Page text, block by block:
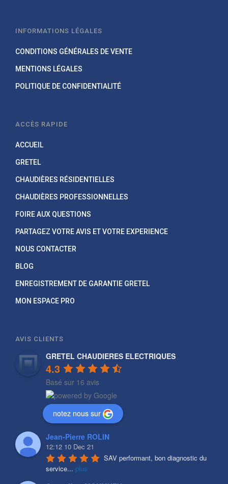
INFORMATIONS LÉGALES
CONDITIONS GÉNÉRALES DE VENTE
MENTIONS LÉGALES
POLITIQUE DE CONFIDENTIALITÉ
ACCÈS RAPIDE
ACCUEIL
GRETEL
CHAUDIÈRES RÉSIDENTIELLES
CHAUDIÈRES PROFESSIONNELLES
FOIRE AUX QUESTIONS
PARTAGEZ VOTRE AVIS ET VOTRE EXPERIENCE
NOUS CONTACTER
BLOG
ENREGISTREMENT DE GARANTIE GRETEL
MON ESPACE PRO
AVIS CLIENTS
GRETEL CHAUDIERES ELECTRIQUES
4.3
Basé sur 16 avis
notez nous sur
Jean-Pierre ROLIN
12:12 10 Dec 21
SAV performant, bon diagnostic du
service... plus